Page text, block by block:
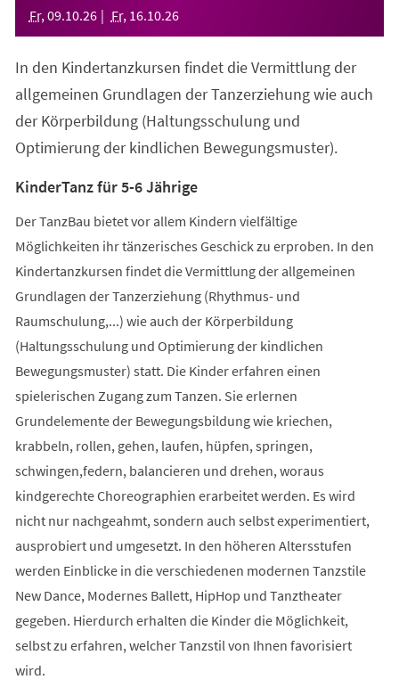
Fr, 09.10.26 Fr, 16.10.26
In den Kindertanzkursen findet die Vermittlung der
allgemeinen Grundlagen der Tanzerziehung wie auch
der Körperbildung (Haltungsschulung und
Optimierung der kindlichen Bewegungsmuster).
KinderTanz für 5-6 Jährige
Der TanzBau bietet vor allem Kindern vielfältige
Möglichkeiten ihr tänzerisches Geschick zu erproben. In den
Kindertanzkursen findet die Vermittlung der allgemeinen
Grundlagen der Tanzerziehung (Rhythmus- und
Raumschulung,...) wie auch der Körperbildung
(Haltungsschulung und Optimierung der kindlichen
Bewegungsmuster) statt. Die Kinder erfahren einen
spielerischen Zugang zum Tanzen. Sie erlernen
Grundelemente der Bewegungsbildung wie kriechen,
krabbeln, rollen, gehen, laufen, hüpfen, springen,
schwingen,federn, balancieren und drehen, woraus
kindgerechte Choreographien erarbeitet werden. Es wird
nicht nur nachgeahmt, sondern auch selbst experimentiert,
ausprobiert und umgesetzt. In den höheren Altersstufen
werden Einblicke in die verschiedenen modernen Tanzstile
New Dance, Modernes Ballett, HipHop und Tanztheater
gegeben. Hierdurch erhalten die Kinder die Möglichkeit,
selbst zu erfahren, welcher Tanzstil von Ihnen favorisiert
wird.